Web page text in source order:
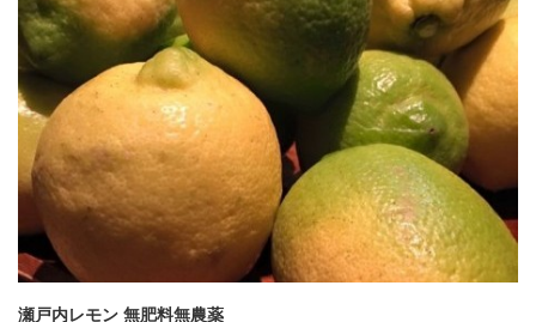
瀬戸内レモン 無肥料無農薬